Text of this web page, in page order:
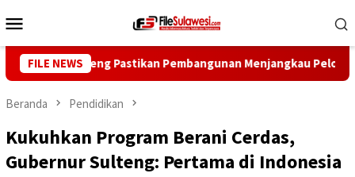
ke
Mobile
FILE NEWS
Sulteng Pastikan Pembangunan Menjangkau Pelosok
Beranda Pendidikan
Kukuhkan Program Berani Cerdas,
Gubernur Sulteng: Pertama di Indonesia